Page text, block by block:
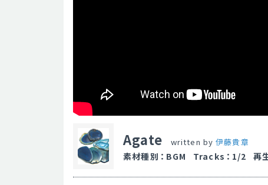
Agate written by伊藤貴章
素材種別 ： BGM Tracks ： 1/2 再